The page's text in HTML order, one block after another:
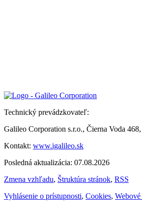
Technický prevádzkovateľ:
Galileo Corporation s.r.o., Čierna Voda
Kontakt: www.igalileo.sk
Posledná aktualizácia: 07.08.2026
Zmena vzhľadu, Štruktúra stránok, RSS
Vyhlásenie o prístupnosti, Cookies,